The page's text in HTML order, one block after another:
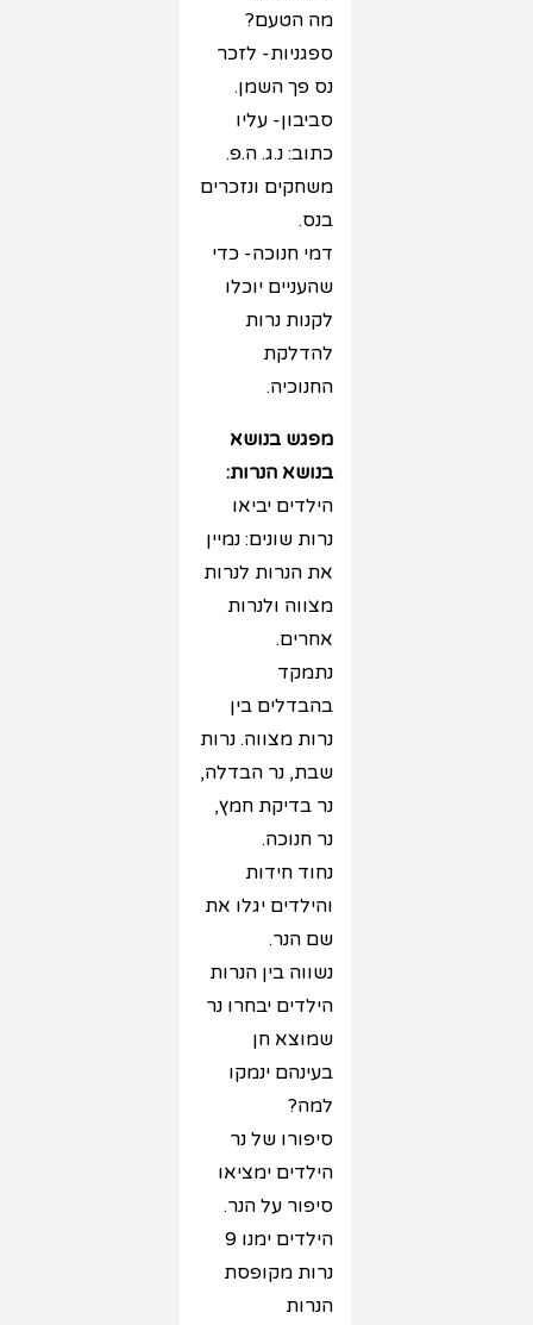
מה הטעם?
ספגניות- לזכר
נס פך השמן.
סביבון- עליו
כתוב: נ.ג. ה.פ.
משחקים ונזכרים
בנס.
דמי חנוכה- כדי
שהעניים יוכלו
לקנות נרות
להדלקת
החנוכיה.
מפגש בנושא
בנושא הנרות:
הילדים יביאו
נרות שונים: נמיין
את הנרות לנרות
מצווה ולנרות
אחרים.
נתמקד
בהבדלים בין
נרות מצווה. נרות
שבת, נר הבדלה,
נר בדיקת חמץ,
נר חנוכה.
נחוד חידות
והילדים יגלו את
שם הנר.
נשווה בין הנרות
הילדים יבחרו נר
שמוצא חן
בעינהם ינמקו
למה?
סיפורו של נר
הילדים ימציאו
סיפור על הנר.
הילדים ימנו 9
נרות מקופסת
הנרות